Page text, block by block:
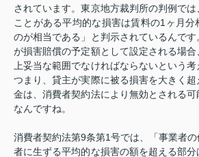
されています。東京地方裁判所の判例で
ことがある平均的な損害は賃料の1ヶ月分
のが相当である」と判示されているんで
が損害賠償の予定額として設定される場
上妥当な範囲でなければならないという考
つまり、貸主が実際に被る損害を大きく
金は、消費者契約法により無効とされる
なんですね。
消費者契約法第9条第1号では、「事業者
者に生ずる平均的な損害の額を超える部